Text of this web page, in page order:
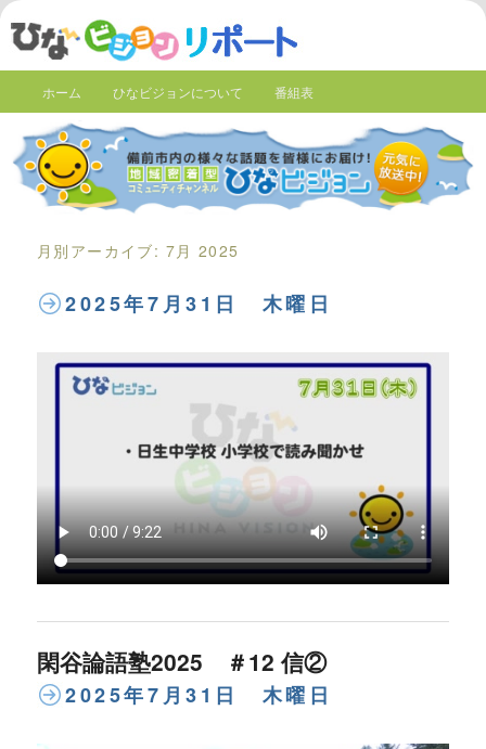
ホーム ひなビジョンについて 番組表
月別アーカイブ: 7月 2025
2025年7月31日 木曜日
閑谷論語塾2025 ＃12 信②
2025年7月31日 木曜日